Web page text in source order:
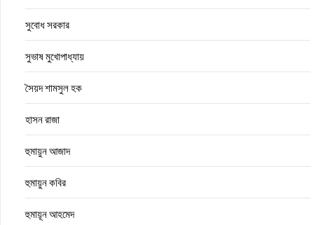
সুবোধ সরকার
সুভাষ মুখোপাধ্যায়
সৈয়দ শামসুল হক
হাসন রাজা
হুমায়ুন আজাদ
হুমায়ুন কবির
হুমায়ূন আহমেদ